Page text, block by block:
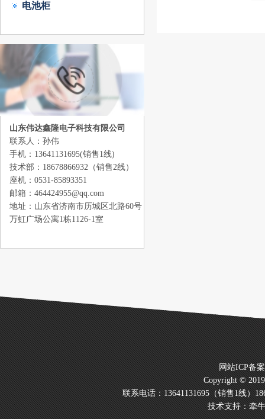
电池柜
山东伟达鑫隆电子科技有限公司
联系人：孙伟
手机：13641131695(销售1线)
技术部：18678866932（销售2线）
座机：0531-85893351
邮箱：464424955@qq.com
地址：山东省济南市历城区北路60号
万虹广场公寓1栋1126-1室
网站ICP备
Copyright ©
联系电话：13641131695（销售1线）
技术支持：牵